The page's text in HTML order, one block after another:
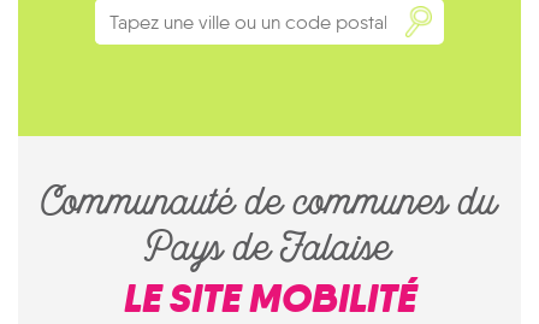
Communauté de communes du
Pays de Falaise
LE SITE MOBILITÉ